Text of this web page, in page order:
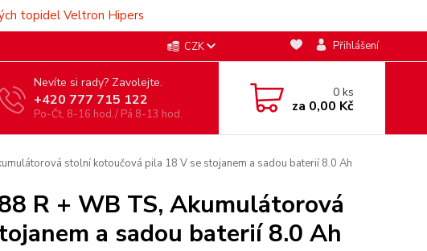
topidel Veltron Hipers
CZK Přihlášení
Nevíte si rady? Zavolejte.
+420 777 715 122
Po-Čt, 8-16 hod./ Pá 8-13 hod.
0ks
za 0,00 Kč
stolní kotoučová pila 18 V se stojanem a sadou baterií 8.0 Ah
R + WB TS, Akumulátorová
a sadou baterií 8.0 Ah